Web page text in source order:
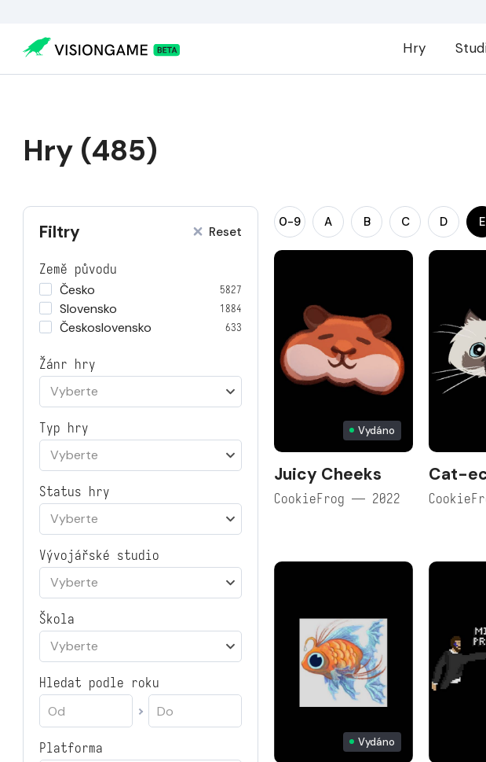
Hry
Hry (485)
Filtry Reset
Země původu
Česko
5827
Slovensko 1884
Československo 633
Žánr hry
Vyberte
Typ hry
Vyberte
Status hry
Vyberte
Vývojářské studio
Vyberte
Škola
Vyberte
Hledat podle roku
Platforma
0-9 A B C D E
Vydáno
Juicy Cheeks
CookieFrog — 2022
Cat-
Vydáno